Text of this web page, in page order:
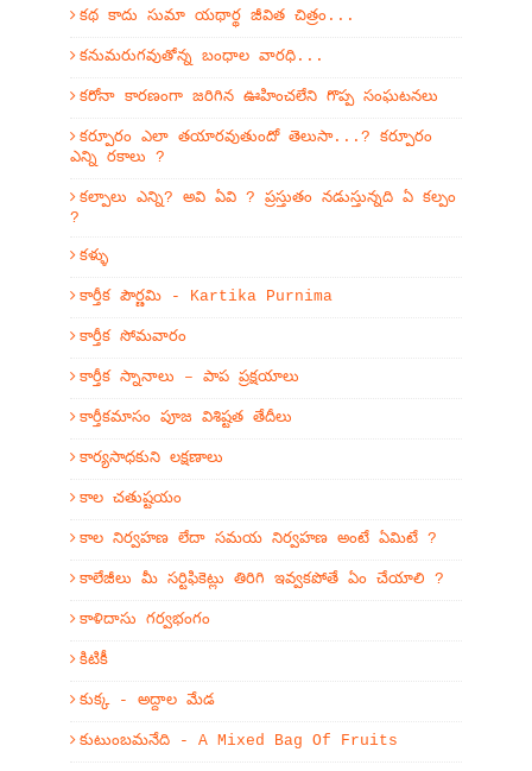
కథ కాదు సుమా యథార్థ జీవిత చిత్రం...
కనుమరుగవుతోన్న బంధాల వారధి...
కరోనా కారణంగా జరిగిన ఊహించలేని గొప్ప సంఘటనలు
కర్పూరం ఎలా తయారవుతుందో తెలుసా...? కర్పూరం
ఎన్ని రకాలు ?
కల్పాలు ఎన్ని? అవి ఏవి ? ప్రస్తుతం నడుస్తున్నది ఏ కల్పం
?
కళ్ళు
కార్తీక పౌర్ణమి - Kartika Purnima
కార్తీక సోమవారం
కార్తీక స్నానాలు – పాప ప్రక్షయాలు
కార్తీకమాసం పూజ విశిష్టత తేదీలు
కార్యసాధకుని లక్షణాలు
కాల చతుష్టయం
కాల నిర్వహణ లేదా సమయ నిర్వహణ అంటే ఏమిటే ?
కాలేజీలు మీ సర్టిఫికెట్లు తిరిగి ఇవ్వకపోతే ఏం చేయాలి ?
కాళిదాసు గర్వభంగం
కిటికీ
కుక్క - అద్దాల మేడ
కుటుంబమనేది - A Mixed Bag Of Fruits